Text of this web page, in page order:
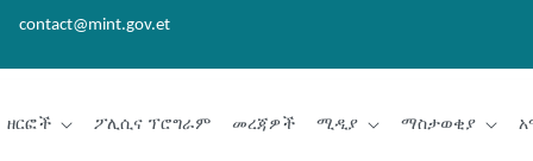
contact@mint.gov.et
ዘርፎች ፖሊሲና ፕሮግራም መረጃዎች ሚዲያ ማስታወቂያ